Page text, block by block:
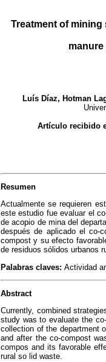
Treatment of
Luís Díaz, Hotman
Artículo recibido
Resumen
Actualmente se requieren
este estudio fue evaluar el
de acopio de mina del
después de aplicado el co-
compost y su efecto
de residuos sólidos urbanos
Palabras claves: Actividad
Abstract
Currently, combined
study was to evaluate the
collection of the department
and after the co-compost
compos and its favorable
rural so lid waste.